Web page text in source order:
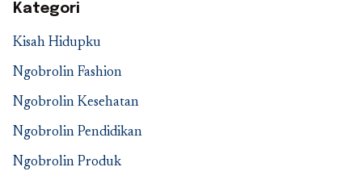
Kategori
Kisah Hidupku
Ngobrolin Fashion
Ngobrolin Kesehatan
Ngobrolin Pendidikan
Ngobrolin Produk